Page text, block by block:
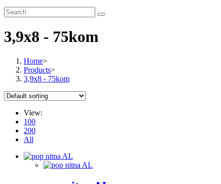
3,9x8 - 75kom
Home>
Products>
3,9x8 - 75kom
View:
100
200
All